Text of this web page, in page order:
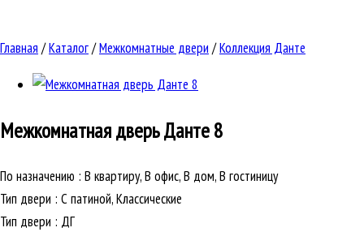
Главная /Каталог/Межкомнатные двери /Коллекция Данте
Межкомнатная дверьДанте 8
По назначению : В квартиру, В офис, В дом, В гостиницу
Тип двери : С патиной, Классические
Тип двери : ДГ